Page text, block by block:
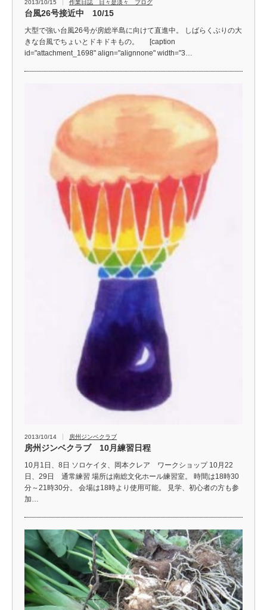
2013/10/15 作業日誌 日々是淡々 ブログ
台風26号接近中 10/15
大型で強い台風26号が房総半島に向けて直進中。 しばらくぶりの大
きな台風でちょいとドキドキもの。 [caption
id="attachment_1698" align="alignnone" width="3…
2013/10/14 房州ジンベクラブ
房州ジンベクラブ 10月練習日程
10月1日、8日 ソロケイタ、岡本クレア ワークショップ 10月22
日、29日 通常練習 場所は南総文化ホール練習室。 時間は18時30
分～21時30分。 会場は18時より使用可能。 見学、初心者の方も参
加…